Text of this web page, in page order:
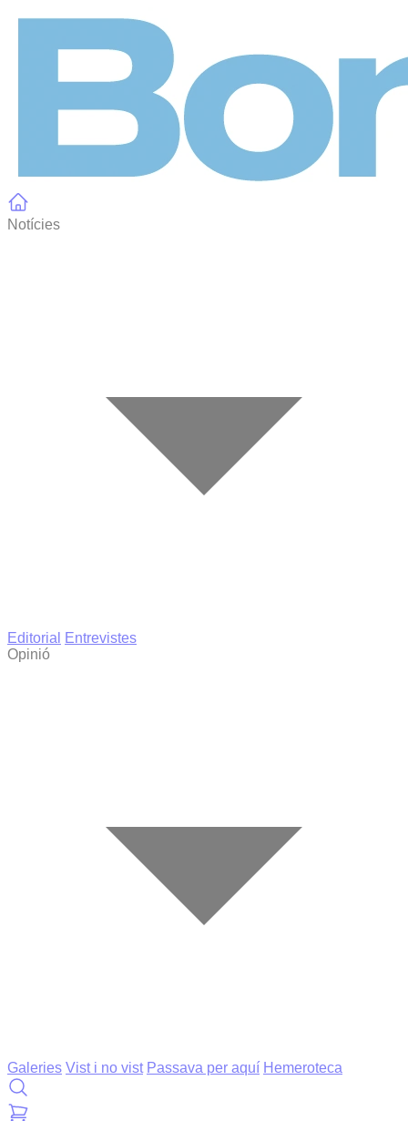
Notícies
Editorial
Entrevistes
Opinió
Galeries Vist i no vist Passava per aquí Hemeroteca